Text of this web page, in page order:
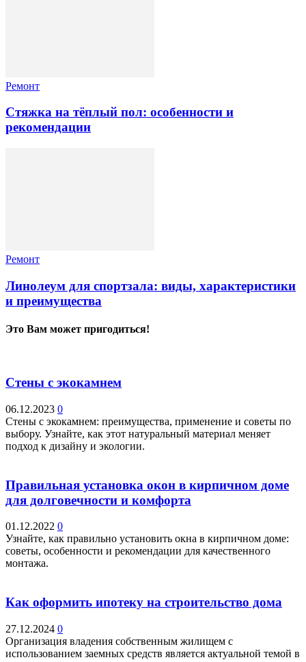
Ремонт
Стяжка на тёплый пол: особенности и
рекомендации
Ремонт
Линолеум для спортзала: виды, характеристики
и преимущества
Это Вам может пригодиться!
Стены с экокамнем
06.12.2023 0
Стены с экокамнем: преимущества, применение и советы по
выбору. Узнайте, как этот натуральный материал меняет
подход к дизайну и экологии.
Правильная установка окон в кирпичном доме
для долговечности и комфорта
01.12.2022 0
Узнайте, как правильно установить окна в кирпичном доме:
советы, особенности и рекомендации для качественного
монтажа.
Как оформить ипотеку на строительство дома
27.12.2024 0
Организация владения собственным жилищем с
использованием заемных средств является актуальной темой в